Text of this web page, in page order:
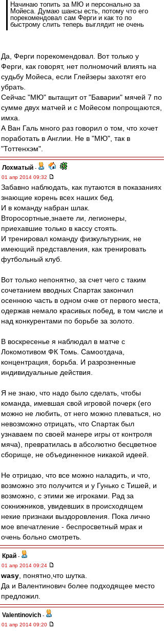
Начинаю топить за МЮ и персонально за
Мойеса. Думаю шансы есть, потому что его
порекомендовал сам Ферги и как то по
быстрому слить теперь выглядит не очень
Да, Ферги порекомендовал. Вот только у
Ферги, как говорят, нет полномочий влиять на
судьбу Мойеса, если Глейзеры захотят его
убрать.
Сейчас "МЮ" вытащит от "Баварии" мячей 7 по
сумме двух матчей и с Мойесом попрощаются,
имха.
А Ван Галь много раз говорил о том, что хочет
поработать в Англии. Не в "МЮ", так в
"Тоттенхэм".
Лохматый -
01 апр 2014 09:32
Забавно наблюдать, как путаются в показаниях
знающие корень всех наших бед.
И в команду набран шлак.
Второсортные,знаете ли, легионеры,
приехавшие только в кассу стоять.
И тренировал команду физкультурник, не
имеющий представления, как тренировать
футбольный клуб.
Вот только непонятно, за счет чего с таким
сочетанием вводных Спартак закончил
осеннюю часть в одном очке от первого места,
одержав немало красивых побед, в том числе и
над конкурентами по борьбе за золото.
В воскресенье я наблюдал в матче с
Локомотивом ФК Томь. Самоотдача,
концентрация, борьба. И разрозненные
индивидуальные действия.
Я не знаю, что надо было сделать, чтобы
команда, имевшая свой игровой почерк (его
можно не любить, от него можно плеваться, но
невозможно отрицать, что Спартак был
узнаваем по своей манере игры от контроля
мяча), превратилась в абсолютно бесцветное
сборище, не объединенное никакой идеей.
Не отрицаю, что все можно наладить, и что,
возможно это получится и у Гунько с Тишей, и
возможно, с этими же игроками. Рад за
сокнижников, увидевших в происходящем
некие признаки выздоровления. Пока лично
мое впечатление - беспросветный мрак и
очень больно смотреть.
Край -
01 апр 2014 09:24
wasy , понятно,что шутка.
Да и Валентинович более подходящее место
предложил.
Valentinovich -
01 апр 2014 09:20